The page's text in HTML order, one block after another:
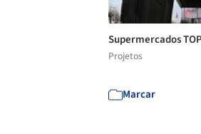
Supermercados
Projetos
Marcar